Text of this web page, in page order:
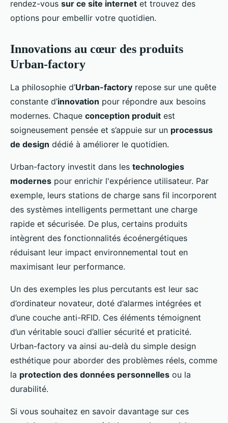
rendez-vous sur ce site internet et trouvez des
options pour embellir votre quotidien.
Innovations au cœur des produits
Urban-factory
La philosophie d’Urban-factory repose sur une quête
constante d’innovation pour répondre aux besoins
modernes. Chaque conception produit est
soigneusement pensée et s’appuie sur un processus
de design dédié à améliorer le quotidien.
Urban-factory investit dans les technologies
modernes pour enrichir l'expérience utilisateur. Par
exemple, leurs stations de charge sans fil incorporent
des systèmes intelligents permettant une charge
rapide et sécurisée. De plus, certains produits
intègrent des fonctionnalités écoénergétiques
réduisant leur impact environnemental tout en
maximisant leur performance.
Un des exemples les plus percutants est leur sac
d’ordinateur novateur, doté d’alarmes intégrées et
d’une couche anti-RFID. Ces éléments témoignent
d’un véritable souci d’allier sécurité et praticité.
Urban-factory va ainsi au-delà du simple design
esthétique pour aborder des problèmes réels, comme
la protection des données personnelles ou la
durabilité.
Si vous souhaitez en savoir davantage sur ces